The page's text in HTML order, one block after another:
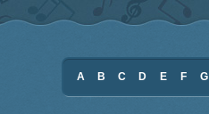
A B C D E F G